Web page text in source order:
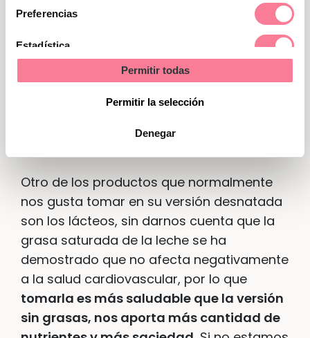
Preferencias
Estadística
Permitir todas
Permitir la selección
Denegar
consumir a diario por su gran aporte de
, están siendo
discriminadas en los últimos tiempos por
la falsa creencia de que nos engordan por
su contenido en azúcares simples, sin
embargo, su contenido calórico es bajo y
3 raciones al día
Otro de los productos que normalmente
nos gusta tomar en su versión desnatada
son los lácteos, sin darnos cuenta que la
grasa saturada de la leche se ha
demostrado que no afecta negativamente
a la salud cardiovascular, por lo que
tomarla es más saludable que la versión
sin grasas, nos aporta más cantidad de